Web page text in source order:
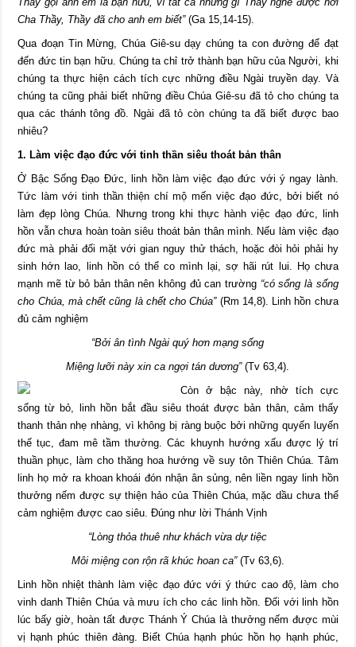
Cha Thầy, Thầy đã cho anh em biết”(Ga 15,14-15).
Qua đoạn Tin Mừng, Chúa Giê-su dạy chúng ta con đường để đạt
đến đức tin bạn hữu. Chúng ta chỉ trở thành bạn hữu của Người, khi
chúng ta thực hiện cách tích cực những điều Ngài truyền dạy. Và
chúng ta cũng phải biết những điều Chúa Giê-su đã tỏ cho chúng ta
qua các thánh tông đồ. Ngài đã tỏ còn chúng ta đã biết được bao
nhiêu?
1. Làm việc đạo đức với tinh thần siêu thoát bản thân
Ở Bậc Sống Đạo Đức, linh hồn làm việc đạo đức với ý ngay lành.
Tức làm với tinh thần thiện chí mộ mến việc đạo đức, bởi biết nó
làm đẹp lòng Chúa. Nhưng trong khi thực hành việc đạo đức, linh
hồn vẫn chưa hoàn toàn siêu thoát bản thân mình. Nếu làm việc đạo
đức mà phải đối mặt với gian nguy thử thách, hoặc đòi hỏi phải hy
sinh hớn lao, linh hồn có thể co mình lại, sợ hãi rút lui. Họ chưa
mạnh mẽ từ bỏ bản thân nên không đủ can trường “có sống là sống
cho Chúa, mà chết cũng là chết cho Chúa”(Rm 14,8). Linh hồn chưa
đủ cảm nghiệm
“Bởi ân tình Ngài quý hơn mạng sống
Miệng lưỡi này xin ca ngợi tán dương”(Tv 63,4).
Còn ở bậc này, nhờ tích cực
sống từ bỏ, linh hồn bắt đầu siêu thoát được bản thân, cảm thấy
thanh thản nhẹ nhàng, vì không bị ràng buộc bởi những quyến luyến
thế tục, đam mê tầm thường. Các khuynh hướng xấu được lý trí
thuần phục, làm cho thăng hoa hướng về suy tôn Thiên Chúa. Tâm
linh họ mở ra khoan khoái đón nhận ân sủng, nên liền ngay linh hồn
thưởng nếm được sự thiện hảo của Thiên Chúa, mặc dầu chưa thể
cảm nghiệm được cao siêu. Đúng như lời Thánh Vịnh
“Lòng thỏa thuê như khách vừa dự tiệc
Môi miệng con rộn rã khúc hoan ca” (Tv 63,6).
Linh hồn nhiệt thành làm việc đạo đức với ý thức cao độ, làm cho
vinh danh Thiên Chúa và mưu ích cho các linh hồn. Đối với linh hồn
lúc bấy giờ, hoàn tất được Thánh Ý Chúa là thưởng nếm được mùi
vị hạnh phúc thiên đàng. Biết Chúa hạnh phúc hồn họ hạnh phúc,